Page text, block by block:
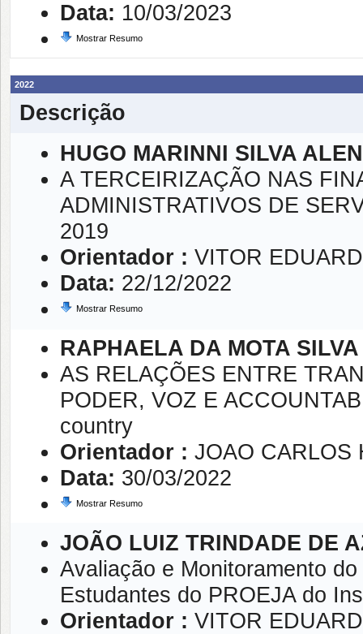
Data: 10/03/2023
Mostrar Resumo
2022
Descrição
HUGO MARINNI SILVA
A TERCEIRIZAÇÃO NAS
ADMINISTRATIVOS DE
2019
Orientador : VITOR
Data: 22/12/2022
Mostrar Resumo
RAPHAELA DA MOTA SILVA
AS RELAÇÕES ENTRE
PODER, VOZ E
country
Orientador : JOAO CARLOS
Data: 30/03/2022
Mostrar Resumo
JOÃO LUIZ TRINDADE DE
Avaliação e Monitoramento
Estudantes do PROEJA do
Orientador : VITOR